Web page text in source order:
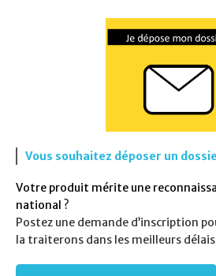
Vous souhaitez déposer un
Votre produit mérite une
national ?
Postez une demande d’inscription
la traiterons dans les meilleurs